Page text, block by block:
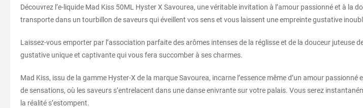
Découvrez l’e-liquide Mad Kiss 50ML Hyster X Savourea, une véritable invitation à l’amour passionné et à la
transporte dans un tourbillon de saveurs qui éveillent vos sens et vous laissent une empreinte gustative
Laissez-vous emporter par l’association parfaite des arômes intenses de la réglisse et de la douceur juteuse
gustative unique et captivante qui vous fera succomber à ses charmes.
Mad Kiss, issu de la gamme Hyster-X de la marque Savourea, incarne l’essence même d’un amour
de sensations, où les saveurs s’entrelacent dans une danse enivrante sur votre palais. Vous serez
la réalité s’estompent.